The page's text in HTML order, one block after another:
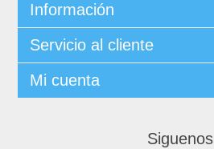
Información
Servicio al cliente
Mi cuenta
Siguenos